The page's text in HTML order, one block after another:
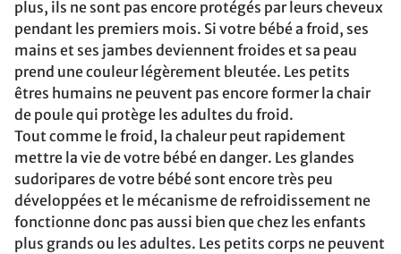
plus, ils ne sont pas encore protégés par leurs cheveux
pendant les premiers mois. Si votre bébé a froid, ses
mains et ses jambes deviennent froides et sa peau
prend une couleur légèrement bleutée. Les petits
êtres humains ne peuvent pas encore former la chair
de poule qui protège les adultes du froid.
Tout comme le froid, la chaleur peut rapidement
mettre la vie de votre bébé en danger. Les glandes
sudoripares de votre bébé sont encore très peu
développées et le mécanisme de refroidissement ne
fonctionne donc pas aussi bien que chez les enfants
plus grands ou les adultes. Les petits corps ne peuvent